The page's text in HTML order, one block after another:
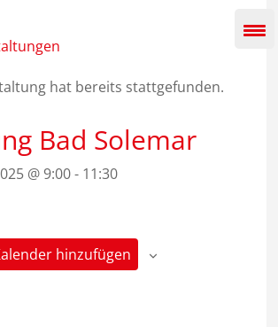
hat bereits stattgefunden.
Bad Solemar
@ 9:00- 11:30
hinzufügen